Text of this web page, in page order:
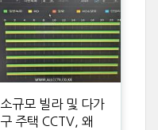
소규모 빌라 및 다가
구 주택 CCTV, 왜